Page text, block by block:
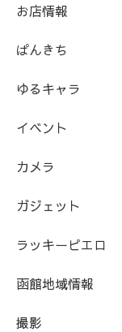
お店情報
ぱんきち
ゆるキャラ
イベント
カメラ
ガジェット
ラッキーピエロ
函館地域情報
撮影